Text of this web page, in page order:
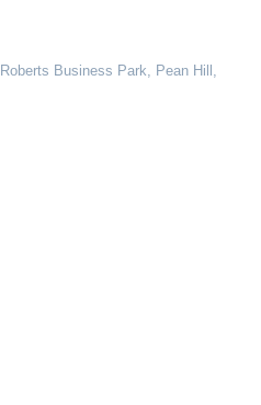
Business Park, Pean Hill,